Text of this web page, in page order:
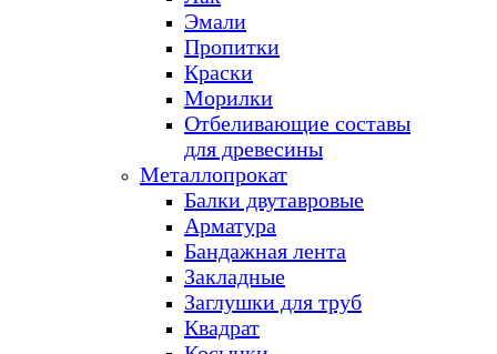
Эмали
Пропитки
Краски
Морилки
Отбеливающие составы
для древесины
Металлопрокат
Балки двутавровые
Арматура
Бандажная лента
Закладные
Заглушки для труб
Квадрат